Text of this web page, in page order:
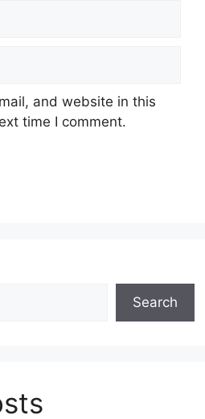
and website in this
time I comment.
Search